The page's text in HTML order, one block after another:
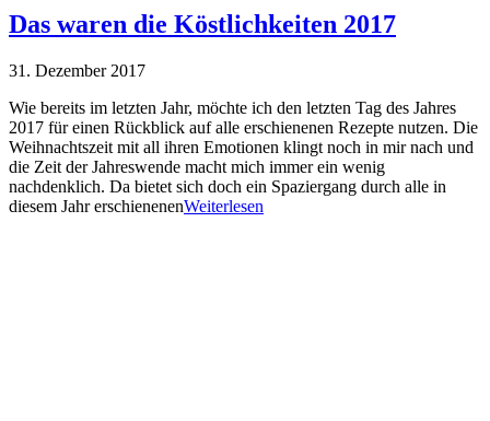
Das waren die Köstlichkeiten 2017
31. Dezember 2017
Wie bereits im letzten Jahr, möchte ich den letzten Tag des Jahres
2017 für einen Rückblick auf alle erschienenen Rezepte nutzen. Die
Weihnachtszeit mit all ihren Emotionen klingt noch in mir nach und
die Zeit der Jahreswende macht mich immer ein wenig
nachdenklich. Da bietet sich doch ein Spaziergang durch alle in
diesem Jahr erschienenenWeiterlesen